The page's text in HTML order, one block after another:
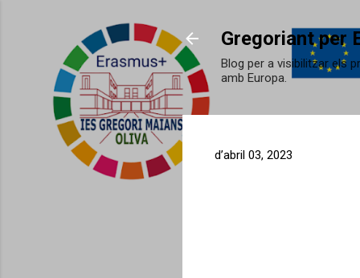
Gregoriant per
Blog per a visibilitzar els
amb Europa.
d’abril 03, 2023